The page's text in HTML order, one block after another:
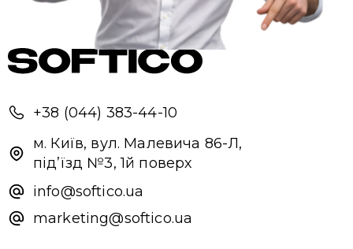
+38 (044) 383-44-10
м. Київ, вул. Малевича 86-Л,
під’їзд №3, 1й поверх
info@softico.ua
marketing@softico.ua